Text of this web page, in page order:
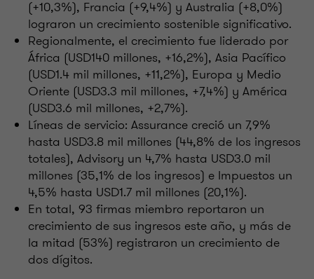
(+10,3%), Francia (+9,4%) y Australia (+8,0%)
lograron un crecimiento sostenible significativo.
Regionalmente, el crecimiento fue liderado por
África (USD140 millones, +16,2%), Asia Pacífico
(USD1.4 mil millones, +11,2%), Europa y Medio
Oriente (USD3.3 mil millones, +7,4%) y América
(USD3.6 mil millones, +2,7%).
Líneas de servicio: Assurance creció un 7,9%
hasta USD3.8 mil millones (44,8% de los ingresos
totales), Advisory un 4,7% hasta USD3.0 mil
millones (35,1% de los ingresos) e Impuestos un
4,5% hasta USD1.7 mil millones (20,1%).
En total, 93 firmas miembro reportaron un
crecimiento de sus ingresos este año, y más de
la mitad (53%) registraron un crecimiento de
dos dígitos.